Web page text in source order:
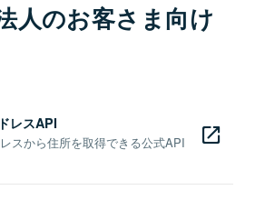
人のお客さま向け
レスAPI
スから住所を取得できる公式API